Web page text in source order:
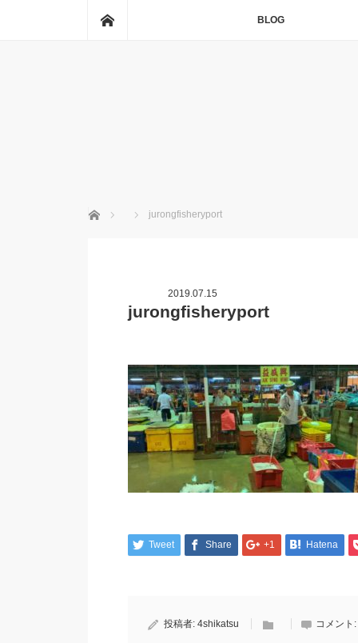
BLOG
ホーム jurongfisheryport
2019.07.15
jurongfisheryport
Tweet Share +1 Hatena
投稿者: 4shikatsu コメント: